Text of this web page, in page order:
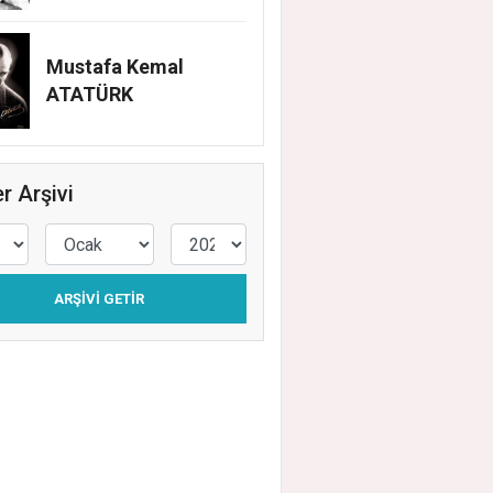
Mustafa Kemal
ATATÜRK
Arşivi
ARŞIVI GETIR